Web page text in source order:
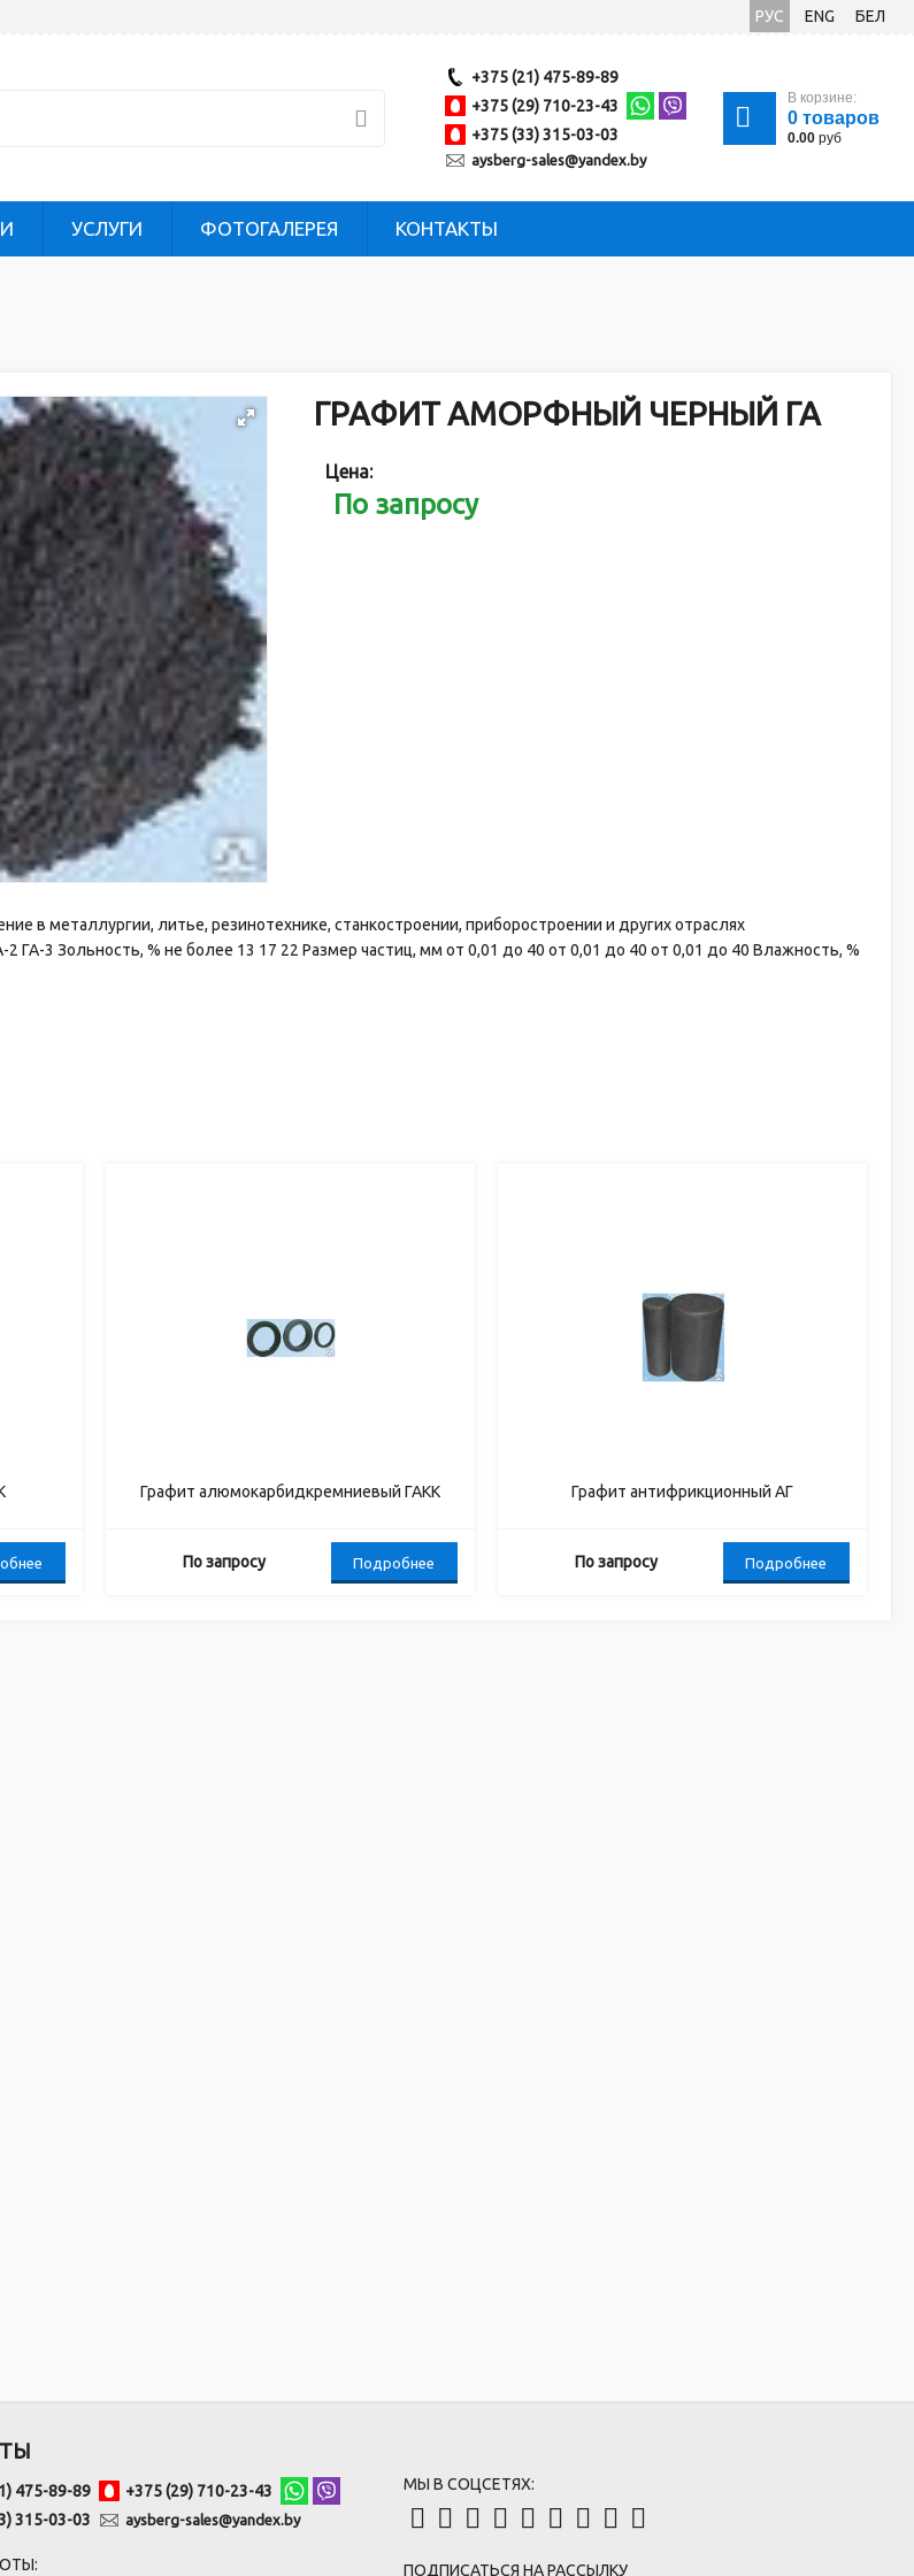
РУС ENG БЕЛ
+375 (21) 475-89-89
+375 (29) 710-23-43
+375 (33) 315-03-03
aysberg-sales@yandex.by
В корзине:
0 товаров
0.00 руб
УСЛУГИ ФОТОГАЛЕРЕЯ КОНТАКТЫ
ГРАФИТ АМОРФНЫЙ ЧЕРНЫЙ ГА
Цена:
По запросу
в металлургии, литье, резинотехнике, станкостроении, приборостроении и других отраслях
ГА-3 Зольность, % не более 13 17 22 Размер частиц, мм от 0,01 до 40 от 0,01 до 40 от 0,01 до 40 Влажность, %
Графит алюмокарбидкремниевый ГАКК
По запросу Подробнее
Графит антифрикционный АГ
По запросу Подробнее
475-89-89
+375 (29) 710-23-43
315-03-03
aysberg-sales@yandex.by
МЫ В СОЦСЕТЯХ:
ПОДПИСАТЬСЯ НА РАССЫЛКУ